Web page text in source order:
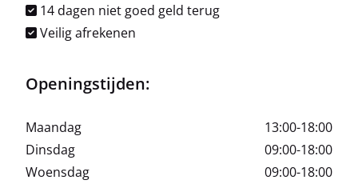
14 dagen niet goed geld terug
Veilig afrekenen
Openingstijden:
Maandag
13:00-18:00
Dinsdag
09:00-18:00
Woensdag
09:00-18:00